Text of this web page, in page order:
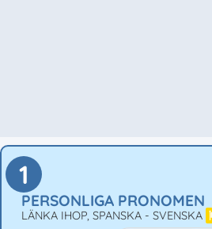
1
PERSONLIGA PRONOMEN
LÄNKA IHOP, SPANSKA - SVENSKA